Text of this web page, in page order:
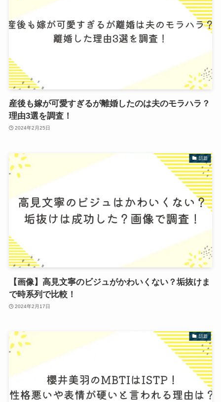
産後も嫁が可愛すぎるが離婚したのは夫のモラハラ？
理由3選を調査！
2024年2月25日
話題
【画像】高見文寧のビジュがかわいくない？垢抜けま
で時系列で比較！
2024年2月17日
話題